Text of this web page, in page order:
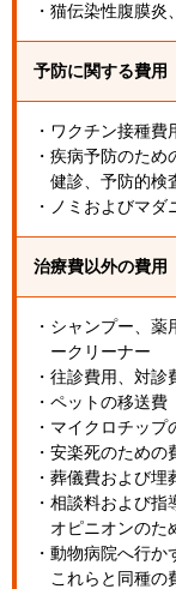
・猫伝染性腹膜炎
予防に関する費用
・ワクチン接種費
・疾病予防のた
健診、予防的検
・ノミおよびマ
治療費以外の費用
・シャンプー、
ークリーナー
・往診費用、対
・ペットの移送費
・マイクロチップ
・安楽死のための
・葬儀費および
・相談料および
オピニオンのた
・動物病院へ行
これらと同種の